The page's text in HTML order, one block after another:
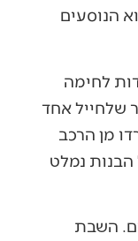
הנוסעים
לחימה
שלחייל אחד
מן הרכב
נמלט
השבת